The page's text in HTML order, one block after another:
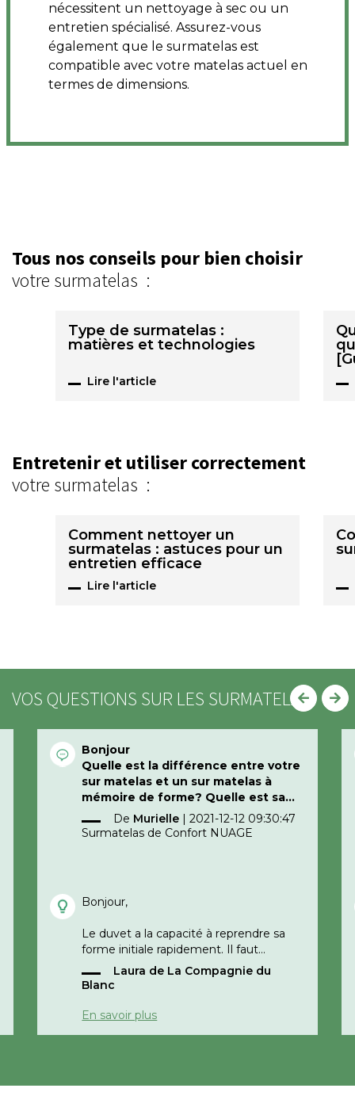
nécessitent un nettoyage à sec ou un
entretien spécialisé. Assurez-vous
également que le surmatelas est
compatible avec votre matelas actuel en
termes de dimensions.
Tous nos conseils pour bien choisir
votre surmatelas :
Type de surmatelas :
matières et technologies
Lire l'article
Entretenir et utiliser correctement
votre surmatelas :
Comment nettoyer un
surmatelas : astuces pour un
entretien efficace
Lire l'article
VOS QUESTIONS SUR LES SURMATELAS
Bonjour
Quelle est la différence entre votre
sur matelas et un sur matelas à
mémoire de forme? Quelle est sa
durée de performance et au bout
d’un certain temps ne risque t’il pas
De Murielle | 2021-12-12 09:30:47
Surmatelas de Confort NUAGE
Bonjour,
Le duvet a la capacité à reprendre sa
forme initiale rapidement. Il faut
régulièrement le tapoter, le changer de
sens et quand c'est possible, l'aérer.
Il s'agit d'un surmatelas avec enveloppe
Laura de La Compagnie du
Blanc
En savoir plus